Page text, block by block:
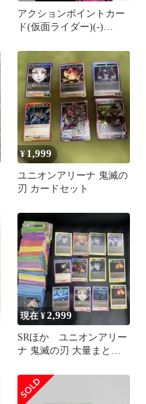
アクションポイントカー
ド(仮面ライダー)(-)
[UA29BT]ユニオンアリー
ナ
¥ 1,999
ユニオンアリーナ 鬼滅の
刃 カードセット
現在 ¥2,999
SRほか ユニオンアリー
ナ 鬼滅の刃 大量まとめ